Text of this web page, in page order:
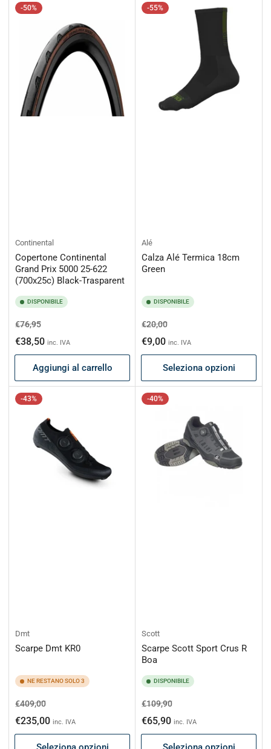
-50%
Continental
Copertone Continental
Grand Prix 5000 25-622
(700x25c) Black-Trasparent
DISPONIBILE
Prezzo
di
listino
€76,95Prezzo
scontato
€38,50 inc. IVA
Aggiungi al carrello
-55%
Alé
Calza Alé Termica 18cm
Green
DISPONIBILE
Prezzo
di
listino
€20,00Prezzo
scontato
€9,00 inc. IVA
Seleziona opzioni
-43%
Dmt
Scarpe Dmt KR0
NE RESTANO SOLO 3
Prezzo
di
listino
€409,00Prezzo
scontato
€235,00 inc. IVA
-40%
Scott
Scarpe Scott Sport Crus R
Boa
DISPONIBILE
Prezzo
di
listino
€109,90Prezzo
scontato
€65,90 inc. IVA